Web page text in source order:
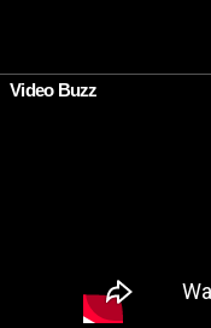
Video Buzz